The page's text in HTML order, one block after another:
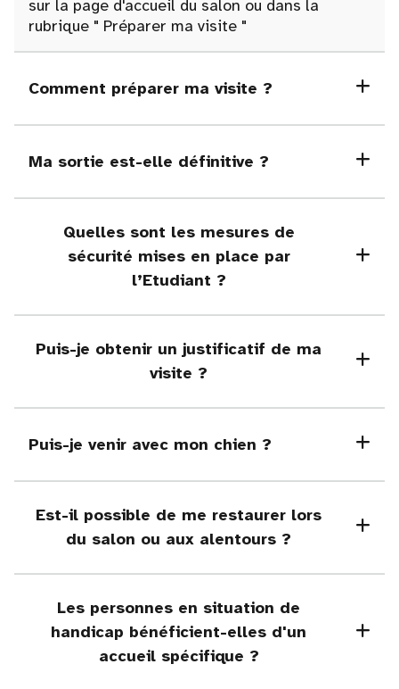
sur la page d'accueil du salon ou dans la
rubrique " Préparer ma visite "
Comment préparer ma visite ?
Ma sortie est-elle définitive ?
Quelles sont les mesures de
sécurité mises en place par
l’Etudiant ?
Puis-je obtenir un justificatif de ma
visite ?
Puis-je venir avec mon chien ?
Est-il possible de me restaurer lors
du salon ou aux alentours ?
Les personnes en situation de
handicap bénéficient-elles d'un
accueil spécifique ?